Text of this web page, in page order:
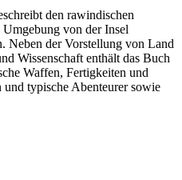
den rawindischen
von der Insel
Neben der Vorstellung von Land
Wissenschaft enthält das Buch
Waffen, Fertigkeiten und
typische Abenteurer sowie